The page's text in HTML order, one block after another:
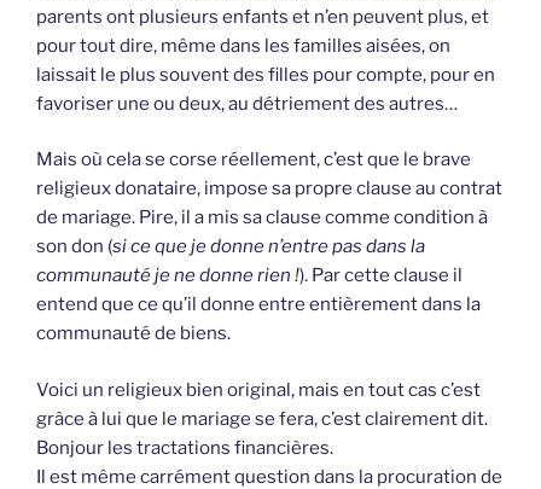
parents ont plusieurs enfants et n’en peuvent plus, et
pour tout dire, même dans les familles aisées, on
laissait le plus souvent des filles pour compte, pour en
favoriser une ou deux, au détriement des autres…
Mais où cela se corse réellement, c’est que le brave
religieux donataire, impose sa propre clause au contrat
de mariage. Pire, il a mis sa clause comme condition à
son don (si ce que je donne n’entre pas dans la
communauté je ne donne rien !). Par cette clause il
entend que ce qu’il donne entre entièrement dans la
communauté de biens.
Voici un religieux bien original, mais en tout cas c’est
grâce à lui que le mariage se fera, c’est clairement dit.
Bonjour les tractations financières.
Il est même carrément question dans la procuration de